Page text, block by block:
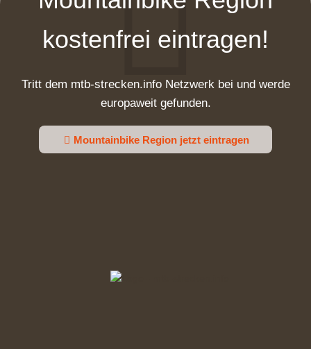
kostenfrei eintragen!
Tritt dem mtb-strecken.info Netzwerk bei und werde
europaweit gefunden.
Mountainbike Region jetzt eintragen